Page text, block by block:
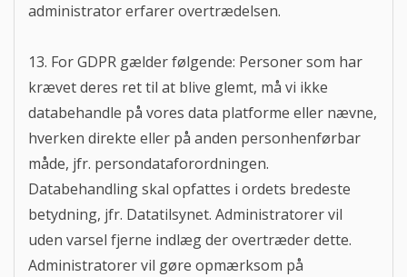
administrator erfarer overtrædelsen.
13. For GDPR gælder følgende: Personer som har
krævet deres ret til at blive glemt, må vi ikke
databehandle på vores data platforme eller nævne,
hverken direkte eller på anden personhenførbar
måde, jfr. persondataforordningen.
Databehandling skal opfattes i ordets bredeste
betydning, jfr. Datatilsynet. Administratorer vil
uden varsel fjerne indlæg der overtræder dette.
Administratorer vil gøre opmærksom på